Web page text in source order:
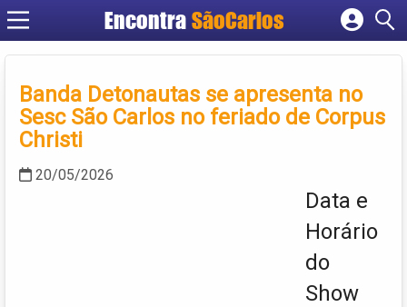
EncontraSãoCarlos
Cadastrar empresa
Criar conta
Banda Detonautas se apresenta no
Sesc São Carlos no feriado de Corpus
Christi
20/05/2026
Data e
Horário
do
Show